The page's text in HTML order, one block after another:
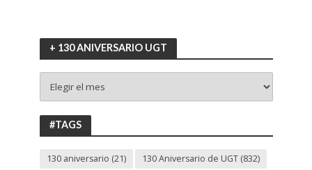
+ 130 ANIVERSARIO UGT
130
ANIVERSARIO
UGT
#TAGS
130 aniversario (21) 130 Aniversario de UGT(832)